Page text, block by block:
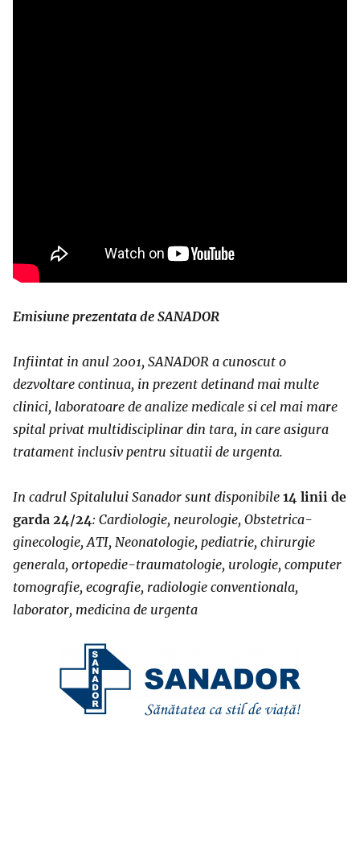
Emisiune prezentata de SANADOR
Infiintat in anul 2001, SANADOR a cunoscut o
dezvoltare continua, in prezent detinand mai multe
clinici, laboratoare de analize medicale si cel mai mare
spital privat multidisciplinar din tara, in care asigura
tratament inclusiv pentru situatii de urgenta.
In cadrul Spitalului Sanador sunt disponibile 14 linii de
garda 24/24: Cardiologie, neurologie, Obstetrica-
ginecologie, ATI, Neonatologie, pediatrie, chirurgie
generala, ortopedie-traumatologie, urologie, computer
tomografie, ecografie, radiologie conventionala,
laborator, medicina de urgenta